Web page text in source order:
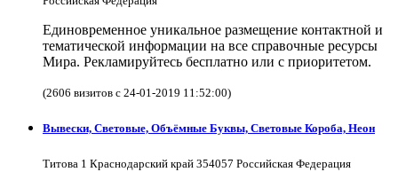
Единовременное уникальное размещение контактной и
тематической информации на все справочные ресурсы
Мира. Рекламируйтесь бесплатно или с приоритетом.
(2606 визитов с 24-01-2019 11:52:00)
Вывески, Световые, Объёмные Буквы, Световые Короба, Неон
Титова 1 Краснодарский край 354057 Российская Федерация